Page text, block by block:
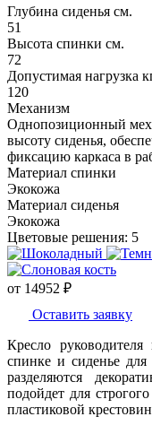
Глубина сиденья см.
51
Высота спинки см.
72
Допустимая нагрузка
120
Механизм
Однопозиционный
высоту сиденья,
фиксацию каркаса в
Материал спинки
Экокожа
Материал сиденья
Экокожа
Цветовые решения: 5
от 14952 ₽
Оставить заявку
Кресло
спинке и сиденье
разделяются
подойдет для
пластиковой